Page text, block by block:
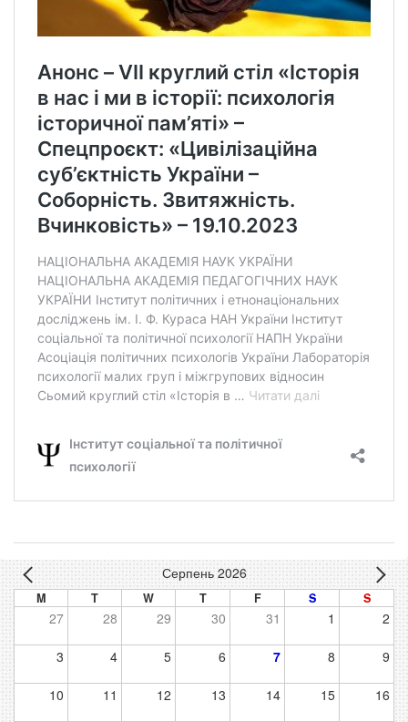
Серпень 2026
M T W T F S S
27 28 29 30 31 1 2
3 4 5 6 7 8 9
10 11 12 13 14 15 16